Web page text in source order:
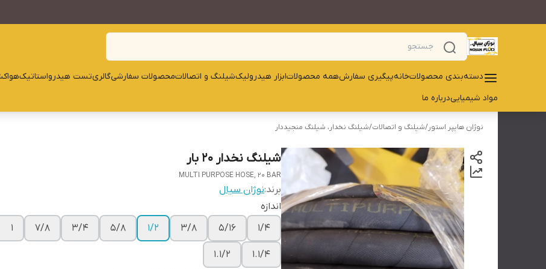
دسته‌بندی محصولاتخانهپیگیری سفارشهمه محصولاتابزار هیدرولیکشیلنگ و اتصالاتمحصولات سفارشیگالریتست هیدرواستاتیک
مواد شیمیاییدرباره ما
نوژان هایپر استور/شیلنگ و اتصالات/شیلنگ نخدار، شیلنگ منجیددار
شیلنگ نخدار 20 بار
MULTI PURPOSE HOSE, 20 BAR
برند:نوژان سیال
اندازه
1/4
5/16
3/8
1/2
5/8
3/4
7/8
1
1.1/4
1.1/2